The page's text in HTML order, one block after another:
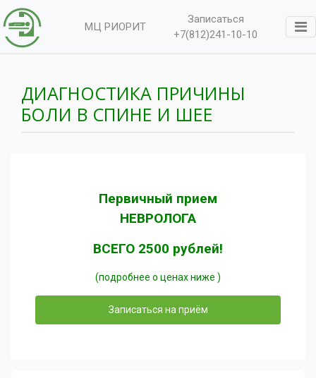
МЦ РИОРИТ
Записаться
+7(812)241-10-10
ДИАГНОСТИКА ПРИЧИНЫ
БОЛИ В СПИНЕ И ШЕЕ
Первичный прием
НЕВРОЛОГА
ВСЕГО 2500 рублей!
(подробнее о ценах ниже )
Записаться на приём